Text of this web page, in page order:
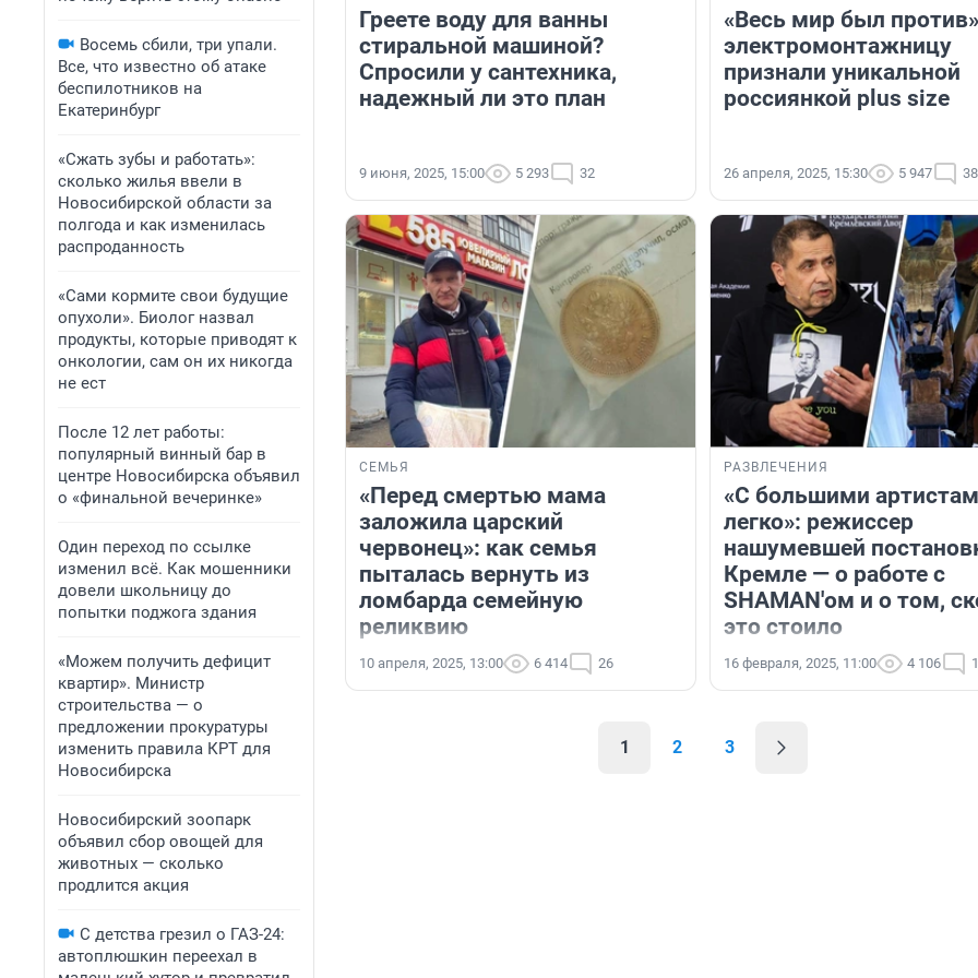
Восемь сбили, три упали.
Все, что известно об атаке
беспилотников на
Екатеринбург
«Сжать зубы и работать»:
сколько жилья ввели в
Новосибирской области за
полгода и как изменилась
распроданность
«Сами кормите свои будущие
опухоли». Биолог назвал
продукты, которые приводят к
онкологии, сам он их никогда
не ест
После 12 лет работы:
популярный винный бар в
центре Новосибирска объявил
о «финальной вечеринке»
Один переход по ссылке
изменил всё. Как мошенники
довели школьницу до
попытки поджога здания
«Можем получить дефицит
квартир». Министр
строительства — о
предложении прокуратуры
изменить правила КРТ для
Новосибирска
Новосибирский зоопарк
объявил сбор овощей для
животных — сколько
продлится акция
С детства грезил о ГАЗ-24:
автоплюшкин переехал в
Греете воду для ванны
стиральной машиной?
Спросили у сантехника,
надежный ли это план
9 июня, 2025, 15:00 5 293 32
«Весь мир был
электромонтажницу
признали уникальной
россиянкой plus size
26 апреля, 2025, 15:30 5 947 38
СЕМЬЯ
«Перед смертью мама
заложила царский
червонец»: как семья
пыталась вернуть из
ломбарда семейную
реликвию
10 апреля, 2025, 13:00 6 414 26
РАЗВЛЕЧЕНИЯ
«С большими
легко»: режиссер
нашумевшей
Кремле — о работе с
SHAMAN'ом и о том,
это стоило
16 февраля, 2025, 11:00 4 106
1 2 3